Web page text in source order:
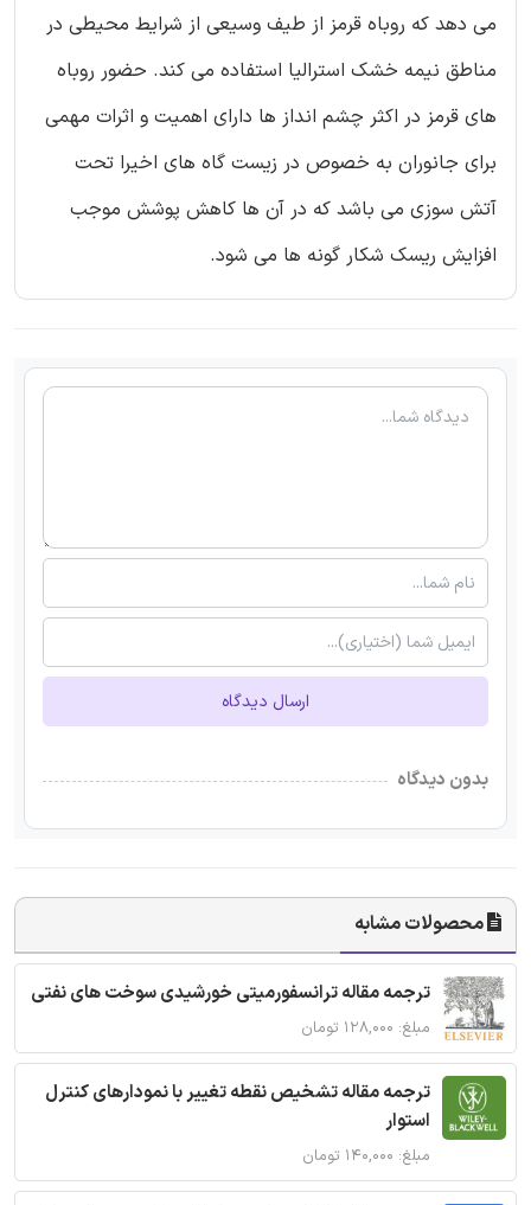
می دهد که روباه قرمز از طیف وسیعی از شرایط محیطی در
مناطق نیمه خشک استرالیا استفاده می کند. حضور روباه
های قرمز در اکثر چشم انداز ها دارای اهمیت و اثرات مهمی
برای جانوران به خصوص در زیست گاه های اخیرا تحت
آتش سوزی می باشد که در آن ها کاهش پوشش موجب
افزایش ریسک شکار گونه ها می شود.
ارسال دیدگاه
بدون دیدگاه
محصولات مشابه
ترجمه مقاله ترانسفورمیتی خورشیدی سوخت های نفتی
مبلغ: ۱۲۸,۰۰۰ تومان
ترجمه مقاله تشخیص نقطه تغییر با نمودارهای کنترل
استوار
مبلغ: ۱۴۰,۰۰۰ تومان